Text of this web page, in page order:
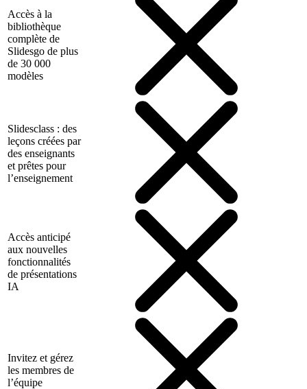
Accès à la
bibliothèque
complète de
Slidesgo de plus
de 30 000
modèles
Slidesclass : des
leçons créées par
des enseignants
et prêtes pour
l’enseignement
Accès anticipé
aux nouvelles
fonctionnalités
de présentations
IA
Invitez et gérez
les membres de
l’équipe